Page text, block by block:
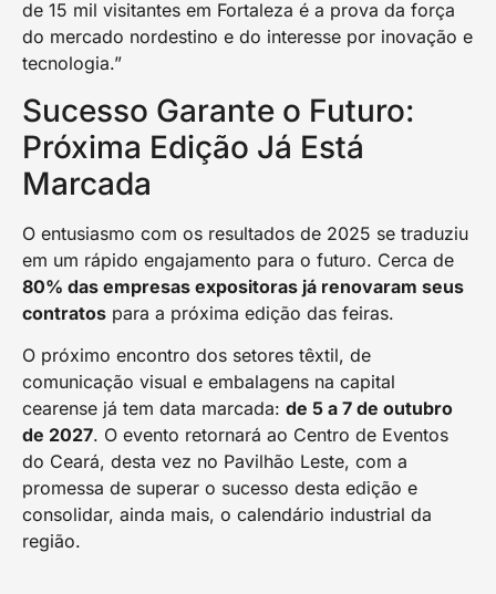
de 15 mil visitantes em Fortaleza é a prova da força
do mercado nordestino e do interesse por inovação e
tecnologia.”
Sucesso Garante o Futuro:
Próxima Edição Já Está
Marcada
O entusiasmo com os resultados de 2025 se traduziu
em um rápido engajamento para o futuro. Cerca de
80% das empresas expositoras já renovaram seus
contratos para a próxima edição das feiras.
O próximo encontro dos setores têxtil, de
comunicação visual e embalagens na capital
cearense já tem data marcada: de 5 a 7 de outubro
de 2027. O evento retornará ao Centro de Eventos
do Ceará, desta vez no Pavilhão Leste, com a
promessa de superar o sucesso desta edição e
consolidar, ainda mais, o calendário industrial da
região.